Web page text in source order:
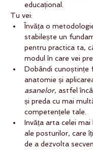
educațional.
Tu vei:
Învăța o
stabilește un
pentru practica ta,
modul în care vei
Dobândi cunoștințe
anatomie și
asanelor, astfel
și preda cu mai
competențele tale.
Invăța arta celei mai
ale posturilor, care
de a dezvolta